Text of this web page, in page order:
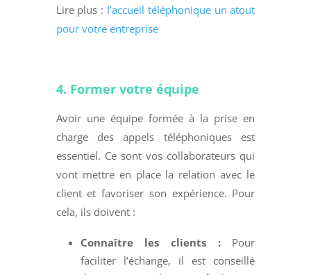
Lire plus : l’accueil téléphonique un atout
pour votre entreprise
4. Former votre équipe
Avoir une équipe formée à la prise en
charge des appels téléphoniques est
essentiel. Ce sont vos collaborateurs qui
vont mettre en place la relation avec le
client et favoriser son expérience. Pour
cela, ils doivent :
Connaître les clients :Pour
faciliter l’échange, il est conseillé